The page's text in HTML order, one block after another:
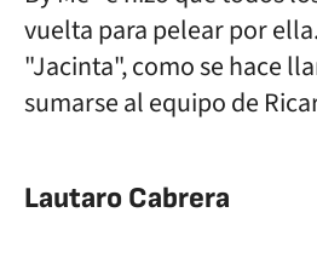
vuelta para pelear por
"Jacinta", como se hace
sumarse al equipo de
Lautaro Cabrera